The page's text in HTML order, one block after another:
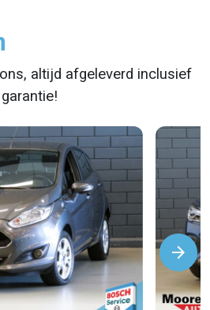
altijd afgeleverd inclusief
arrow_forward